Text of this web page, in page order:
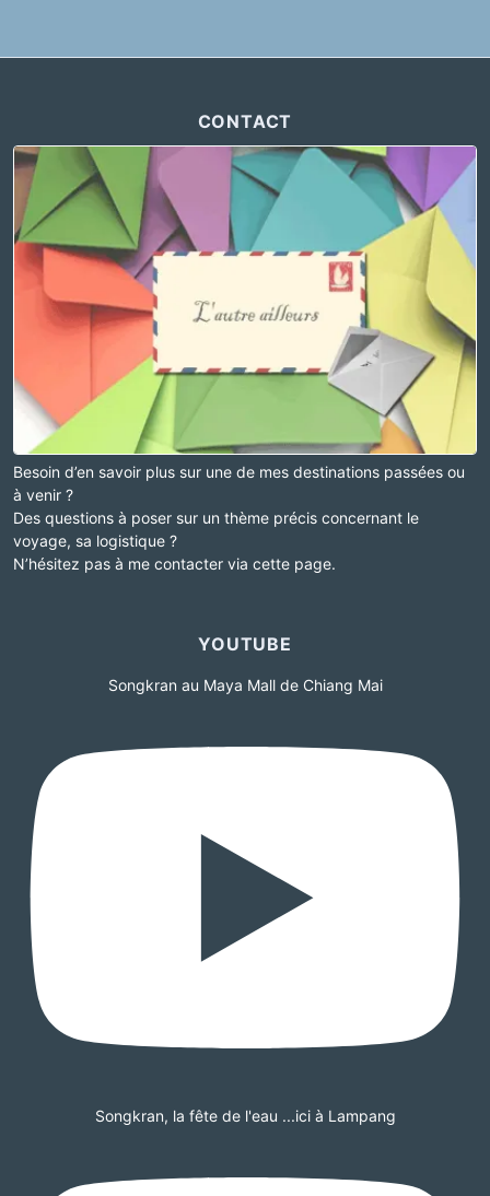
CONTACT
Besoin d’en savoir plus sur une de mes destinations passées ou
à venir ?
Des questions à poser sur un thème précis concernant le
voyage, sa logistique ?
N’hésitez pas à me contacter via cette page.
YOUTUBE
Songkran au Maya Mall de Chiang Mai
Songkran, la fête de l'eau ...ici à Lampang